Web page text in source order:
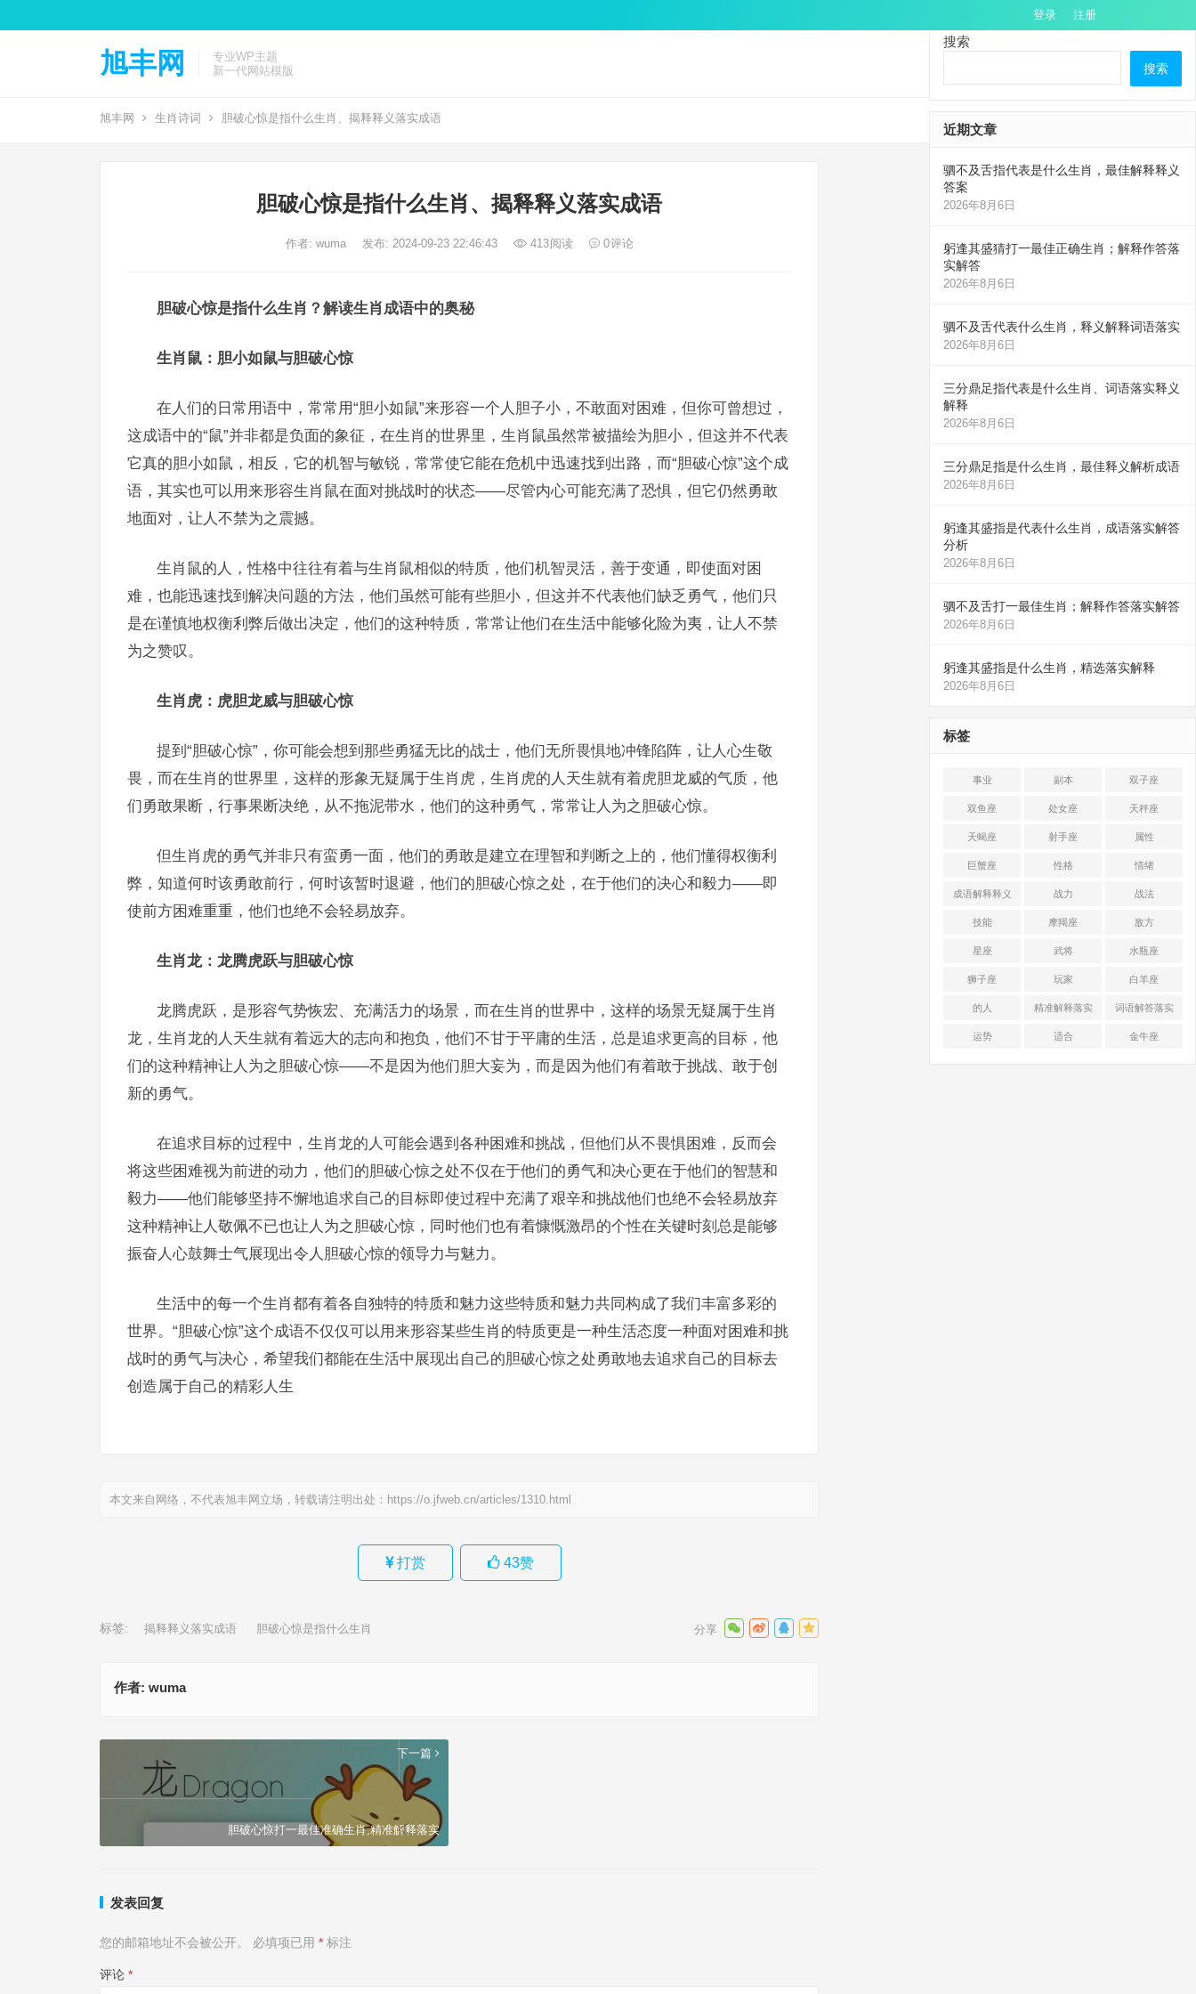
登录 注册
旭丰网
专业WP主题
新一代网站模版
旭丰网 生肖诗词 胆破心惊是指什么生肖、揭释释义落实成语
胆破心惊是指什么生肖、揭释释义落实成语
作者: wuma 发布: 2024-09-23 22:46:43 413阅读 0评论
胆破心惊是指什么生肖？解读生肖成语中的奥秘
生肖鼠：胆小如鼠与胆破心惊
在人们的日常用语中，常常用“胆小如鼠”来形容一个人胆子小，不敢面对困难，但你可曾想过，
这成语中的“鼠”并非都是负面的象征，在生肖的世界里，生肖鼠虽然常被描绘为胆小，但这并不代表
它真的胆小如鼠，相反，它的机智与敏锐，常常使它能在危机中迅速找到出路，而“胆破心惊”这个成
语，其实也可以用来形容生肖鼠在面对挑战时的状态——尽管内心可能充满了恐惧，但它仍然勇敢
地面对，让人不禁为之震撼。
生肖鼠的人，性格中往往有着与生肖鼠相似的特质，他们机智灵活，善于变通，即使面对困
难，也能迅速找到解决问题的方法，他们虽然可能有些胆小，但这并不代表他们缺乏勇气，他们只
是在谨慎地权衡利弊后做出决定，他们的这种特质，常常让他们在生活中能够化险为夷，让人不禁
为之赞叹。
生肖虎：虎胆龙威与胆破心惊
提到“胆破心惊”，你可能会想到那些勇猛无比的战士，他们无所畏惧地冲锋陷阵，让人心生敬
畏，而在生肖的世界里，这样的形象无疑属于生肖虎，生肖虎的人天生就有着虎胆龙威的气质，他
们勇敢果断，行事果断决绝，从不拖泥带水，他们的这种勇气，常常让人为之胆破心惊。
但生肖虎的勇气并非只有蛮勇一面，他们的勇敢是建立在理智和判断之上的，他们懂得权衡利
弊，知道何时该勇敢前行，何时该暂时退避，他们的胆破心惊之处，在于他们的决心和毅力——即
使前方困难重重，他们也绝不会轻易放弃。
生肖龙：龙腾虎跃与胆破心惊
龙腾虎跃，是形容气势恢宏、充满活力的场景，而在生肖的世界中，这样的场景无疑属于生肖
龙，生肖龙的人天生就有着远大的志向和抱负，他们不甘于平庸的生活，总是追求更高的目标，他
们的这种精神让人为之胆破心惊——不是因为他们胆大妄为，而是因为他们有着敢于挑战、敢于创
新的勇气。
在追求目标的过程中，生肖龙的人可能会遇到各种困难和挑战，但他们从不畏惧困难，反而会
将这些困难视为前进的动力，他们的胆破心惊之处不仅在于他们的勇气和决心更在于他们的智慧和
毅力——他们能够坚持不懈地追求自己的目标即使过程中充满了艰辛和挑战他们也绝不会轻易放弃
这种精神让人敬佩不已也让人为之胆破心惊，同时他们也有着慷慨激昂的个性在关键时刻总是能够
振奋人心鼓舞士气展现出令人胆破心惊的领导力与魅力。
生活中的每一个生肖都有着各自独特的特质和魅力这些特质和魅力共同构成了我们丰富多彩的
世界。“胆破心惊”这个成语不仅仅可以用来形容某些生肖的特质更是一种生活态度一种面对困难和挑
战时的勇气与决心，希望我们都能在生活中展现出自己的胆破心惊之处勇敢地去追求自己的目标去
创造属于自己的精彩人生
本文来自网络，不代表旭丰网立场，转载请注明出处： https://o.jfweb.cn/articles/1310.html
打赏 43赞
标签: 揭释释义落实成语 胆破心惊是指什么生肖
作者: wuma
下一篇
胆破心惊打一最佳准确生肖,精准解释落实
发表回复
您的邮箱地址不会被公开。 必填项已用 * 标注
评论 *
搜索
搜索
近期文章
驷不及舌指代表是什么生肖，最佳解释释义
答案
2026年8月6日
躬逢其盛猜打一最佳正确生肖；解释作答落
实解答
2026年8月6日
驷不及舌代表什么生肖，释义解释词语落实
2026年8月6日
三分鼎足指代表是什么生肖、词语落实释义
解释
2026年8月6日
三分鼎足指是什么生肖，最佳释义解析成语
2026年8月6日
躬逢其盛指是代表什么生肖，成语落实解答
分析
2026年8月6日
驷不及舌打一最佳生肖；解释作答落实解答
2026年8月6日
躬逢其盛指是什么生肖，精选落实解释
2026年8月6日
标签
事业 副本 双子座
双鱼座 处女座 天秤座
天蝎座 射手座 属性
巨蟹座 性格 情绪
成语解释释义 战力 战法
技能 摩羯座 敌方
星座 武将 水瓶座
狮子座 玩家 白羊座
的人 精准解释落实 词语解答落实
运势 适合 金牛座